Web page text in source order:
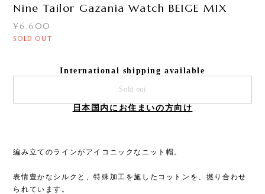
Nine Tailor Gazania Watch BEIGE MIX
¥6,600
SOLD OUT
International shipping available
Sold out
日本国内にお住まいの方向け
編み立てのラインがアイコニックなニット帽。
表情豊かなシルクと、特殊加工を施したコットンを、撚り合わせ
られています。